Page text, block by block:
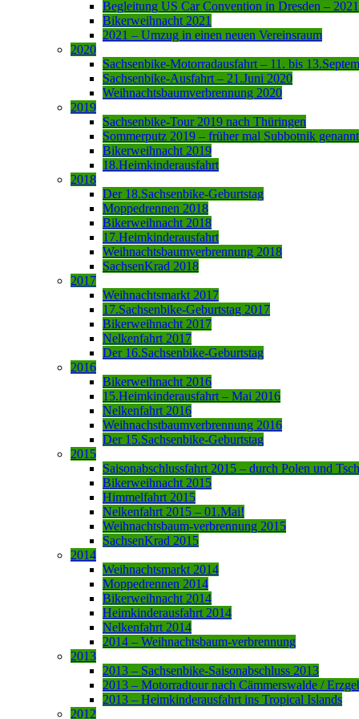
Begleitung US Car Convention in Dresden – 2021
Bikerweihnacht 2021
2021 – Umzug in einen neuen Vereinsraum
2020
Sachsenbike-Motorradausfahrt – 11. bis
Sachsenbike-Ausfahrt – 21.Juni 2020
Weihnachtsbaumverbrennung 2020
2019
Sachsenbike-Tour 2019 nach Thüringen
Sommerputz 2019 – früher mal Subbotnik genannt
Bikerweihnacht 2019
18.Heimkinderausfahrt
2018
Der 18.Sachsenbike-Geburtstag
Moppedrennen 2018
Bikerweihnacht 2018
17.Heimkinderausfahrt
Weihnachtsbaumverbrennung 2018
SachsenKrad 2018
2017
Weihnachtsmarkt 2017
17.Sachsenbike-Geburtstag 2017
Bikerweihnacht 2017
Nelkenfahrt 2017
Der 16.Sachsenbike-Geburtstag
2016
Bikerweihnacht 2016
15.Heimkinderausfahrt – Mai 2016
Nelkenfahrt 2016
Weihnachstbaumverbrennung 2016
Der 15.Sachsenbike-Geburtstag
2015
Saisonabschlussfahrt 2015 – durch Polen und
Bikerweihnacht 2015
Himmelfahrt 2015
Nelkenfahrt 2015 – 01.Mai!
Weihnachtsbaum-verbrennung 2015
SachsenKrad 2015
2014
Weihnachtsmarkt 2014
Moppedrennen 2014
Bikerweihnacht 2014
Heimkinderausfahrt 2014
Nelkenfahrt 2014
2014 – Weihnachtsbaum-verbrennung
2013
2013 – Sachsenbike-Saisonabschluss 2013
2013 – Motorradtour nach Cämmerswalde /
2013 – Heimkinderausfahrt ins Tropical Islands
2012